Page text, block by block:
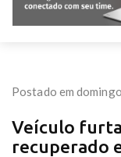
Postado em
Veículo
recuperado